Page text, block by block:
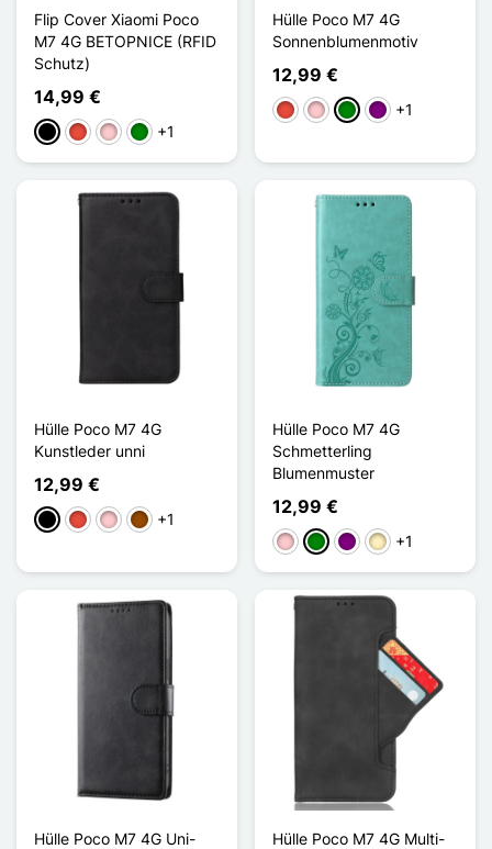
Flip Cover Xiaomi Poco
M7 4G BETOPNICE (RFID
Schutz)
14,99 €
Schwarz
Rot PinkGrün+1
Hülle Poco M7 4G
Sonnenblumenmotiv
12,99 €
Rot PinkGrünViolett
+1
Hülle Poco M7 4G
Kunstleder unni
12,99 €
Schwarz
Rot PinkBraun
+1
Hülle Poco M7 4G
Schmetterling
Blumenmuster
12,99 €
PinkGrünViolettGolden
+1
Hülle Poco M7 4G Uni-
Hülle Poco M7 4G Multi-